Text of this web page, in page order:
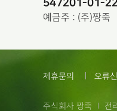
547201-01-
예금주 : (주)짱죽
제휴문의 오류
주식회사 짱죽 전